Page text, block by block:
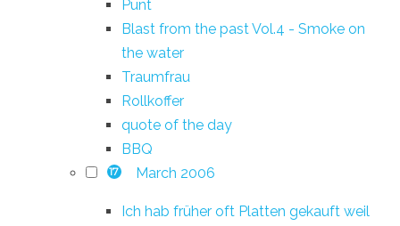
Punt
Blast from the past Vol.4 - Smoke on
the water
Traumfrau
Rollkoffer
quote of the day
BBQ
17 March 2006
Ich hab früher oft Platten gekauft weil